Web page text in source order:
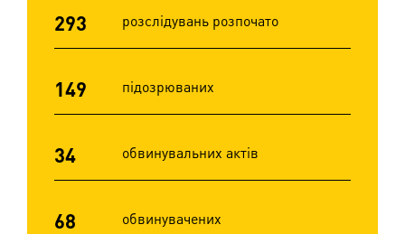
293 розслідувань розпочато
149 підозрюваних
34 обвинувальних актів
68 обвинувачених